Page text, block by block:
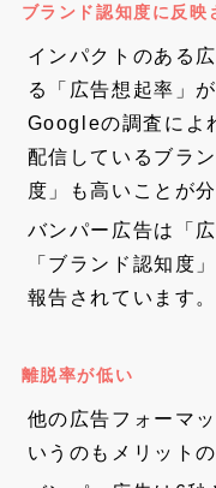
ブランド認知度に反映
インパクトのある
る「広告想起率」
Googleの調査によ
配信しているブラ
度」も高いことが
バンパー広告は「
「ブランド認知度
報告されています。
離脱率が低い
他の広告フォーマ
いうのもメリット